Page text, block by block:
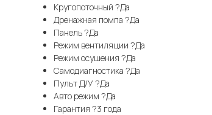
Кругопоточный ?Да
Дренажная помпа ?Да
Панель ?Да
Режим вентиляции ?Да
Режим осушения ?Да
Самодиагностика ?Да
Пульт Д/У ?Да
Авто режим ?Да
Гарантия ?3 года